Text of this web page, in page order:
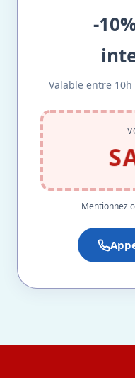
-
Valable entre
Mentionnez